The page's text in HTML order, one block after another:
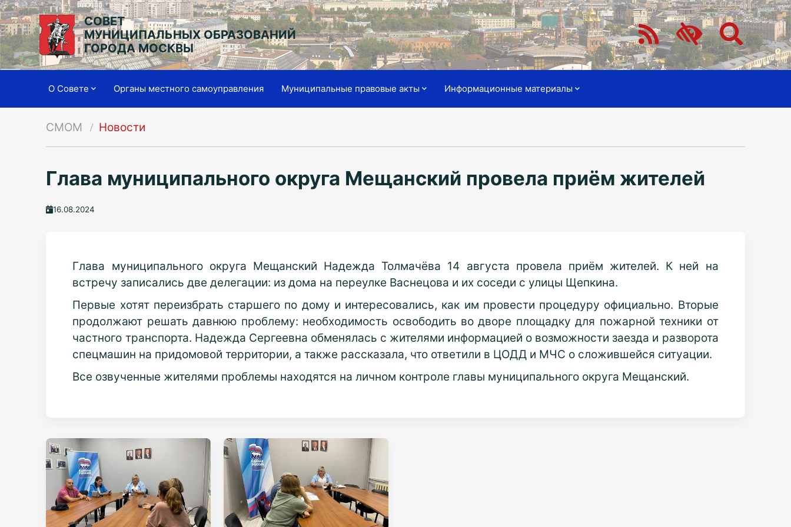
СОВЕТ
МУНИЦИПАЛЬНЫХ ОБРАЗОВАНИЙ
ГОРОДА МОСКВЫ
О Совете Органы местного самоуправления Муниципальные правовые акты Информационные материалы
СМОМ Новости
Глава муниципального округа Мещанский провела приём жителей
16.08.2024
Глава муниципального округа Мещанский Надежда Толмачёва 14 августа провела приём жителей. К ней на
встречу записались две делегации: из дома на переулке Васнецова и их соседи с улицы Щепкина.
Первые хотят переизбрать старшего по дому и интересовались, как им провести процедуру официально. Вторые
продолжают решать давнюю проблему: необходимость освободить во дворе площадку для пожарной техники от
частного транспорта. Надежда Сергеевна обменялась с жителями информацией о возможности заезда и разворота
спецмашин на придомовой территории, а также рассказала, что ответили в ЦОДД и МЧС о сложившейся ситуации.
Все озвученные жителями проблемы находятся на личном контроле главы муниципального округа Мещанский.